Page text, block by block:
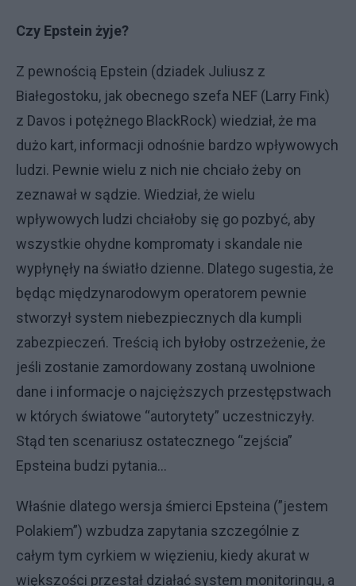
Czy Epstein żyje?
Z pewnością Epstein (dziadek Juliusz z
Białegostoku, jak obecnego szefa NEF (Larry Fink)
z Davos i potężnego BlackRock) wiedział, że ma
dużo kart, informacji odnośnie bardzo wpływowych
ludzi. Pewnie wielu z nich nie chciało żeby on
zeznawał w sądzie. Wiedział, że wielu
wpływowych ludzi chciałoby się go pozbyć, aby
wszystkie ohydne kompromaty i skandale nie
wypłynęły na światło dzienne. Dlatego sugestia, że
będąc międzynarodowym operatorem pewnie
stworzył system niebezpiecznych dla kumpli
zabezpieczeń. Treścią ich byłoby ostrzeżenie, że
jeśli zostanie zamordowany zostaną uwolnione
dane i informacje o najcięższych przestępstwach
w których światowe “autorytety” uczestniczyły.
Stąd ten scenariusz ostatecznego “zejścia”
Epsteina budzi pytania…
Właśnie dlatego wersja śmierci Epsteina (”jestem
Polakiem”) wzbudza zapytania szczególnie z
całym tym cyrkiem w więzieniu, kiedy akurat w
większości przestał działać system monitoringu, a